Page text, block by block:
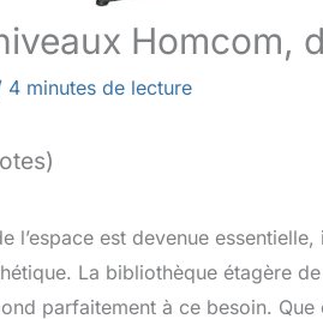
Homcom,
4 minutes de lecture
l’espace est devenue
La bibliothèque étagère
parfaitement à ce besoin.